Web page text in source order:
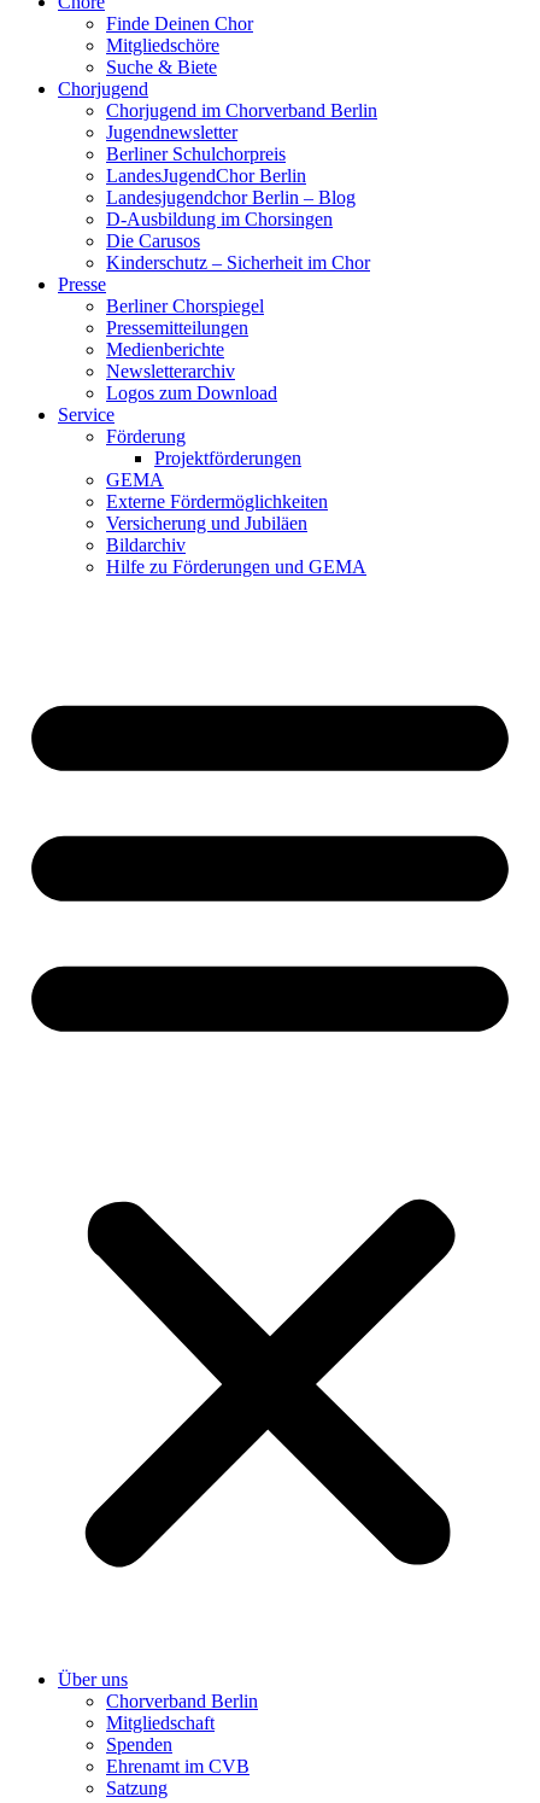
Finde Deinen Chor
Mitgliedschöre
Suche & Biete
Chorjugend
Chorjugend im Chorverband Berlin
Jugendnewsletter
Berliner Schulchorpreis
LandesJugendChor Berlin
Landesjugendchor Berlin – Blog
D-Ausbildung im Chorsingen
Die Carusos
Kinderschutz – Sicherheit im Chor
Presse
Berliner Chorspiegel
Pressemitteilungen
Medienberichte
Newsletterarchiv
Logos zum Download
Service
Förderung
Projektförderungen
GEMA
Externe Fördermöglichkeiten
Versicherung und Jubiläen
Bildarchiv
Hilfe zu Förderungen und GEMA
Über uns
Chorverband Berlin
Mitgliedschaft
Spenden
Ehrenamt im CVB
Satzung